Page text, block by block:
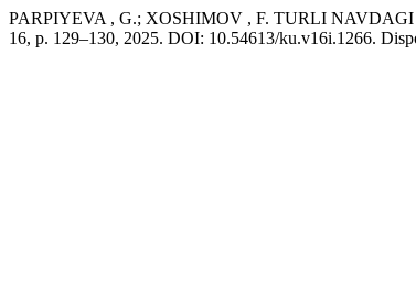
PARPIYEVA , G.; XOSHIMOV , F. TURLI
16, p. 129–130, 2025. DOI: 10.54613/ku.v16i.1266.